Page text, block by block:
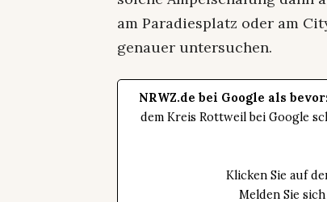
am Paradiesplatz oder am
genauer untersuchen.
NRWZ.de bei Google als
dem Kreis Rottweil bei Google
Klicken Sie auf
Melden Sie